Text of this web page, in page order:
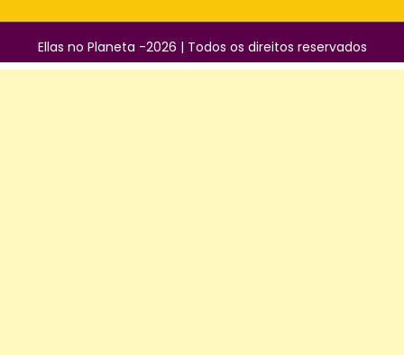
Ellas no Planeta -2026 | Todos os direitos reservados